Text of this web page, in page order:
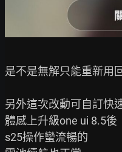
是不是無解只能重新用
另外這次改動可自訂快
體感上升級one ui 8.5後
s25操作蠻流暢的